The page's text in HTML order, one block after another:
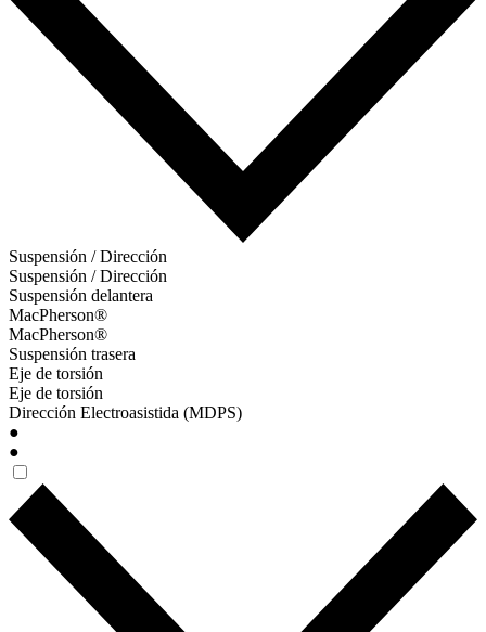
Suspensión / Dirección
Suspensión / Dirección
Suspensión delantera
MacPherson®
MacPherson®
Suspensión trasera
Eje de torsión
Eje de torsión
Dirección Electroasistida (MDPS)
●
●